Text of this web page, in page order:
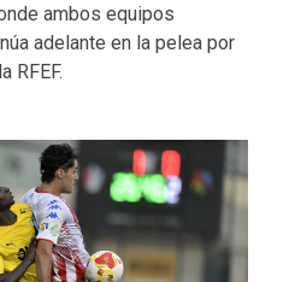
ambos equipos
adelante en la pelea por
RFEF.